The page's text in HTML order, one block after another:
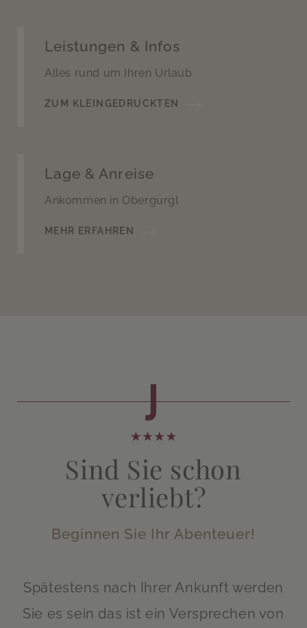
Leistungen & Infos
Alles rund um Ihren Urlaub
ZUM KLEINGEDRUCKTEN
Lage & Anreise
Ankommen in Obergurgl
MEHR ERFAHREN
Sind Sie schon
verliebt?
Beginnen Sie Ihr Abenteuer!
Spätestens nach Ihrer Ankunft werden
Sie es sein das ist ein Versprechen von